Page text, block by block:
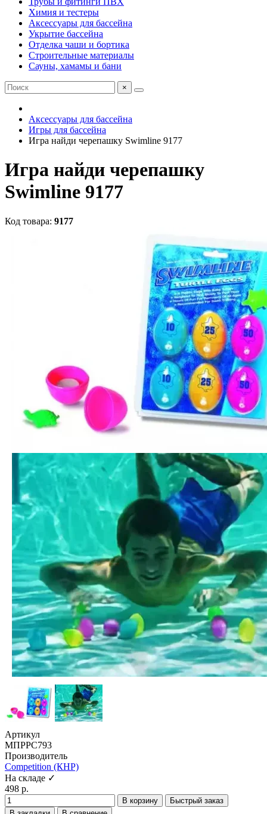
Химия и тестеры
Аксессуары для бассейна
Укрытие бассейна
Отделка чаши и бортика
Строительные материалы
Сауны, хамамы и бани
×
Аксессуары для бассейна
Игры для бассейна
Игра найди черепашку Swimline 9177
Игра найди черепашку
Swimline 9177
Код товара: 9177
Артикул
МПРРС793
Производитель
Competition (КНР)
На складе ✓
498 р.
В корзину
Быстрый заказ